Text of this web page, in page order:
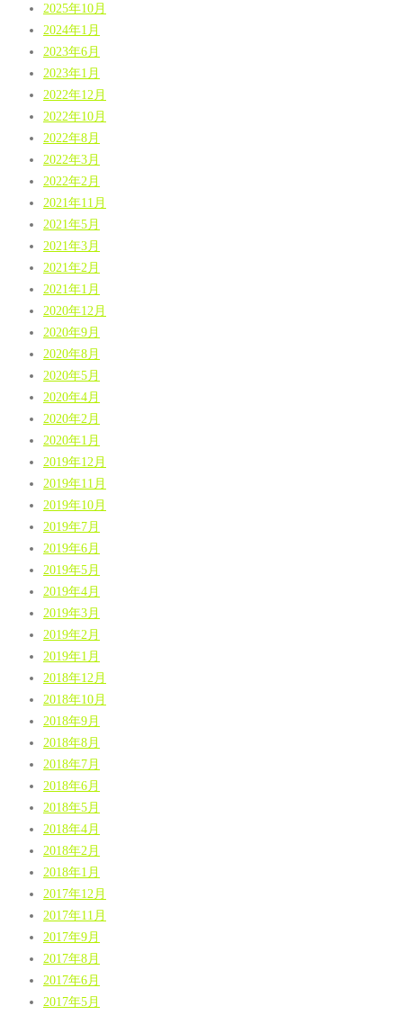
2025年10月
2024年1月
2023年6月
2023年1月
2022年12月
2022年10月
2022年8月
2022年3月
2022年2月
2021年11月
2021年5月
2021年3月
2021年2月
2021年1月
2020年12月
2020年9月
2020年8月
2020年5月
2020年4月
2020年2月
2020年1月
2019年12月
2019年11月
2019年10月
2019年7月
2019年6月
2019年5月
2019年4月
2019年3月
2019年2月
2019年1月
2018年12月
2018年10月
2018年9月
2018年8月
2018年7月
2018年6月
2018年5月
2018年4月
2018年2月
2018年1月
2017年12月
2017年11月
2017年9月
2017年8月
2017年6月
2017年5月